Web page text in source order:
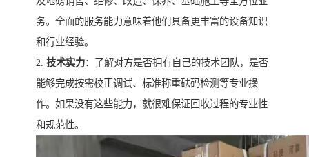
务。全面的服务能力意味着他们具备更丰富的设备知识
和行业经验。
2. 技术实力：了解对方是否拥有自己的技术团队，是否
能够完成按需校正调试、标准称重砝码检测等专业操
作。如果没有这些能力，就很难保证回收过程的专业性
和规范性。